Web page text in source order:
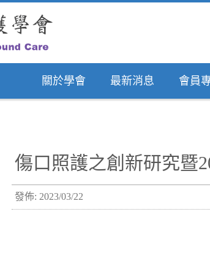
關於學會 最新消息 會員
傷口照護之創新研究暨
發佈: 2023/03/22